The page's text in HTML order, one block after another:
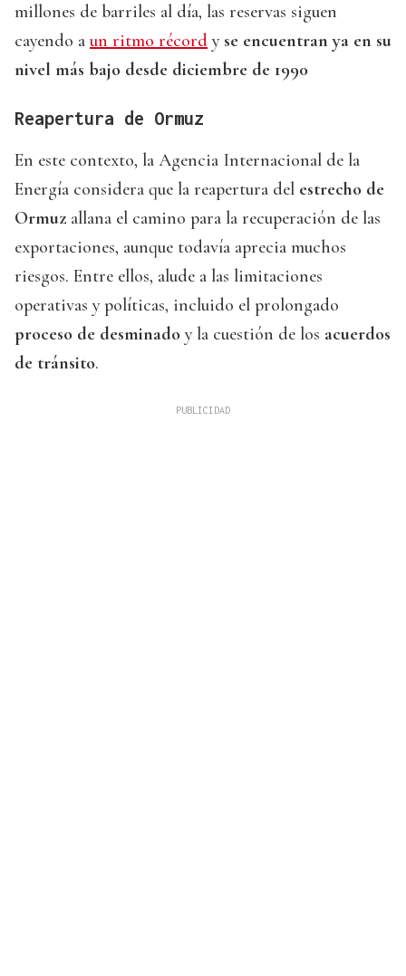
millones de barriles al día, las reservas siguen
cayendo a un ritmo récord y se encuentran ya en su
nivel más bajo desde diciembre de 1990
Reapertura de Ormuz
En este contexto, la Agencia Internacional de la
Energía considera que la reapertura del estrecho de
Ormuz allana el camino para la recuperación de las
exportaciones, aunque todavía aprecia muchos
riesgos. Entre ellos, alude a las limitaciones
operativas y políticas, incluido el prolongado
proceso de desminado y la cuestión de los acuerdos
de tránsito.